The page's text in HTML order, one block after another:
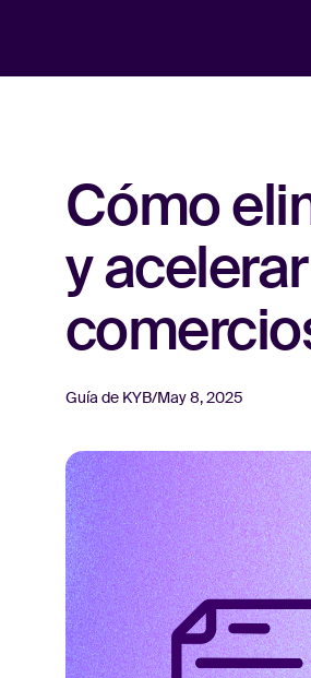
Cómo
y
Guía de KYB/May 8, 2025